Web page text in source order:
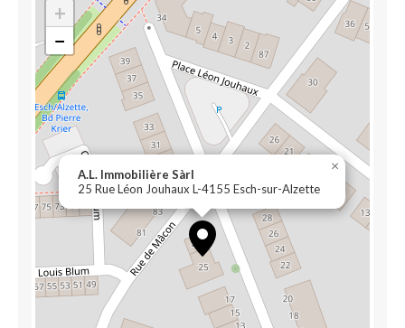
A.L. Immobilière Sàrl
25 Rue Léon Jouhaux L-4155 Esch-sur-Alzette
×
+
−